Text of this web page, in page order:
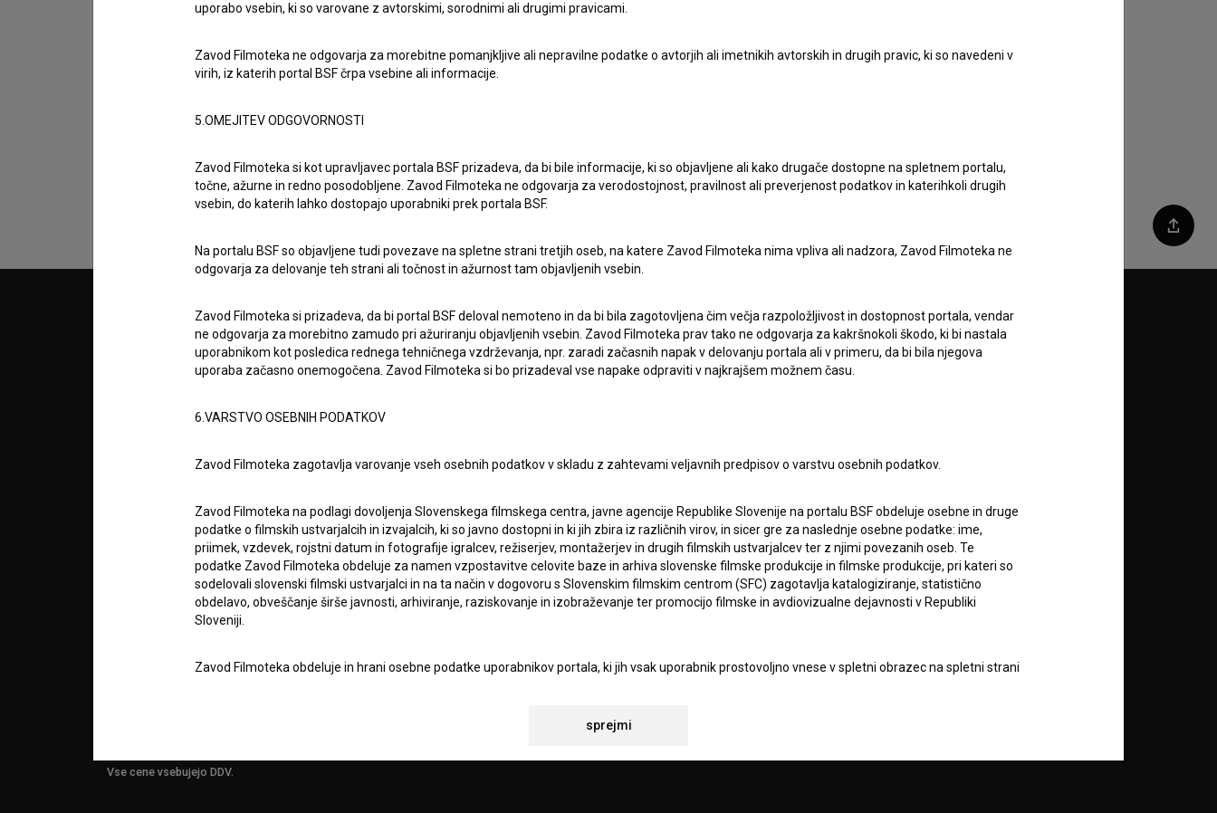
podatkov.
Deli
© 2018-2026, Filmoteka,
zavod za širjenje filmske kulture
info@filmoteka.si
Mednarodna številka ISSN 2670-787X
Projekt sofinancira:
PARTNERJI
POGOJI UPORABE
KONTAKT
PRIJAVITE SE NA BSF NOVIČNIK:
PRIJAVA
Sledite nam na:
RSS novice
RSS dogodki
ali s kreditno kartico:
Vse cene vsebujejo DDV.
uporabo vsebin, ki so varovane z avtorskimi, sorodnimi ali drugimi pravicami.
Zavod Filmoteka ne odgovarja za morebitne pomanjkljive ali nepravilne podatke o avtorjih ali imetnikih avtorskih in drugih pravic, ki so navedeni v
virih, iz katerih portal BSF črpa vsebine ali informacije.
5.OMEJITEV ODGOVORNOSTI
Zavod Filmoteka si kot upravljavec portala BSF prizadeva, da bi bile informacije, ki so objavljene ali kako drugače dostopne na spletnem portalu,
točne, ažurne in redno posodobljene. Zavod Filmoteka ne odgovarja za verodostojnost, pravilnost ali preverjenost podatkov in katerihkoli drugih
vsebin, do katerih lahko dostopajo uporabniki prek portala BSF.
Na portalu BSF so objavljene tudi povezave na spletne strani tretjih oseb, na katere Zavod Filmoteka nima vpliva ali nadzora, Zavod Filmoteka ne
odgovarja za delovanje teh strani ali točnost in ažurnost tam objavljenih vsebin.
Zavod Filmoteka si prizadeva, da bi portal BSF deloval nemoteno in da bi bila zagotovljena čim večja razpoložljivost in dostopnost portala, vendar
ne odgovarja za morebitno zamudo pri ažuriranju objavljenih vsebin. Zavod Filmoteka prav tako ne odgovarja za kakršnokoli škodo, ki bi nastala
uporabnikom kot posledica rednega tehničnega vzdrževanja, npr. zaradi začasnih napak v delovanju portala ali v primeru, da bi bila njegova
uporaba začasno onemogočena. Zavod Filmoteka si bo prizadeval vse napake odpraviti v najkrajšem možnem času.
6.VARSTVO OSEBNIH PODATKOV
Zavod Filmoteka zagotavlja varovanje vseh osebnih podatkov v skladu z zahtevami veljavnih predpisov o varstvu osebnih podatkov.
Zavod Filmoteka na podlagi dovoljenja Slovenskega filmskega centra, javne agencije Republike Slovenije na portalu BSF obdeluje osebne in druge
podatke o filmskih ustvarjalcih in izvajalcih, ki so javno dostopni in ki jih zbira iz različnih virov, in sicer gre za naslednje osebne podatke: ime,
priimek, vzdevek, rojstni datum in fotografije igralcev, režiserjev, montažerjev in drugih filmskih ustvarjalcev ter z njimi povezanih oseb. Te
podatke Zavod Filmoteka obdeluje za namen vzpostavitve celovite baze in arhiva slovenske filmske produkcije in filmske produkcije, pri kateri so
sodelovali slovenski filmski ustvarjalci in na ta način v dogovoru s Slovenskim filmskim centrom (SFC) zagotavlja katalogiziranje, statistično
obdelavo, obveščanje širše javnosti, arhiviranje, raziskovanje in izobraževanje ter promocijo filmske in avdiovizualne dejavnosti v Republiki
Sloveniji.
Zavod Filmoteka obdeluje in hrani osebne podatke uporabnikov portala, ki jih vsak uporabnik prostovoljno vnese v spletni obrazec na spletni strani
uporabnikih uporabljal izključno za osebno kontaktiranje uporabnikov na njihovo željo, za posredovanje odgovorov na njihova vprašanja in za
narave, z novostmi na spletnem mestu BSF ter za statistične, marketinške in druge analize in raziskave v zvezi z uporabniki spletnega mesta, pri
čemer bodo statistični podatki oz. podatki analitike spletnih strani vselej anonimizirani.
sprejmi